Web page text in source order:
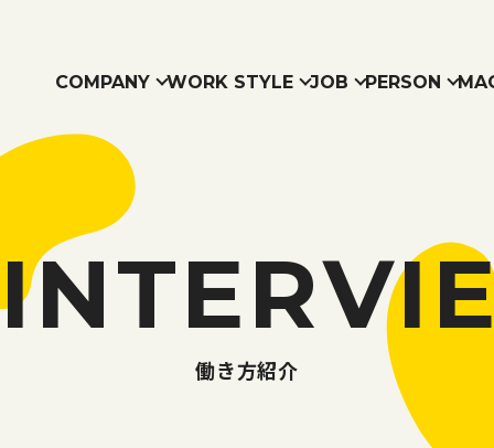
COMPANY
COMPANY
WORK STYLE
WORK STYLE
JOB PERSON
PERSON
MAGAZINE
RECRUIT
働き方紹介